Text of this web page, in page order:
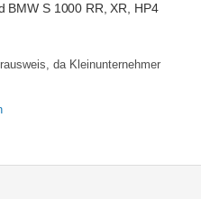
BMW S 1000 RR, XR, HP4
€.
da Kleinunternehmer